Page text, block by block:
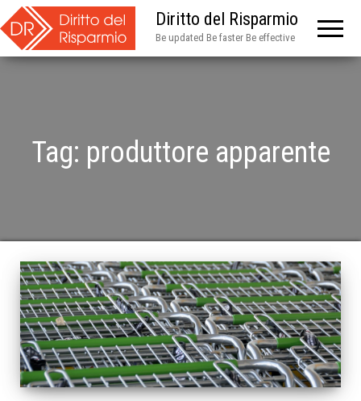
Diritto del Risparmio
Be updated Be faster Be effective
Tag: produttore apparente